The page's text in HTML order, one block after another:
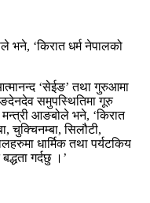
भने, ‘किरात धर्म नेपालको
‘सेईङ’ तथा गुरुआमा
समुपस्थितिमा गूरु
आङबोले भने, ‘किरात
चुक्चिनम्बा, सिलौटी,
धार्मिक तथा पर्यटकिय
गर्दछु ।’